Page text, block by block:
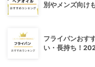
別やメンズ向けも
フライパンおす
い・長持ち！